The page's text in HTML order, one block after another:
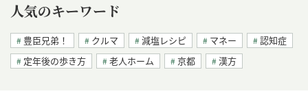
人気のキーワード
豊臣兄弟！ クルマ 減塩レシピ マネー
認知症
定年後の歩き方
老人ホーム 京都 漢方